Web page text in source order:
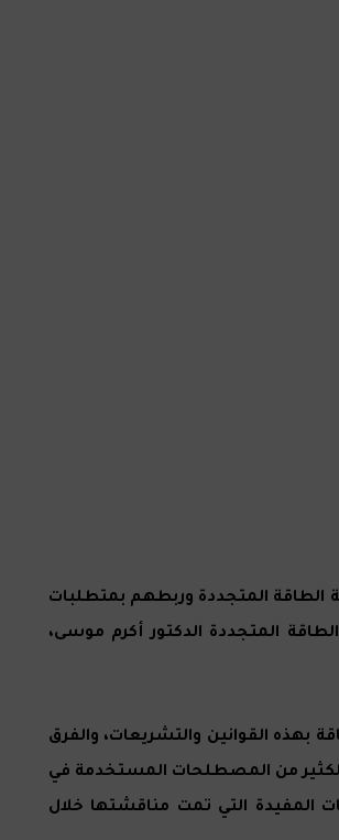
الطاقة المتجددة وربطهم بمتطلبات
المتجددة الدكتور أكرم موسى،
القوانين والتشريعات، والفرق
النظام الجديد ومعرفة الكثير من المصطلحات المستخدمة في
المفيدة التي تمت مناقشتها خلال